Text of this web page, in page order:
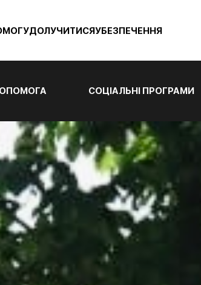
ДОЛУЧИТИСЯУБЕЗПЕЧЕННЯ
СОЦІАЛЬНІ ПРОГРАМИ